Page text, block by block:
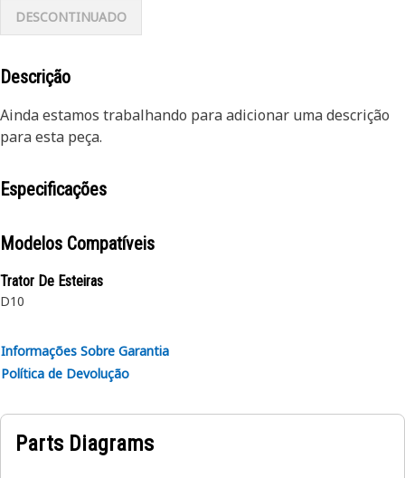
DESCONTINUADO
Descrição
Ainda estamos trabalhando para adicionar uma descrição
para esta peça.
Especificações
Modelos Compatíveis
Trator De Esteiras
D10
Informações Sobre Garantia
Política de Devolução
Parts Diagrams